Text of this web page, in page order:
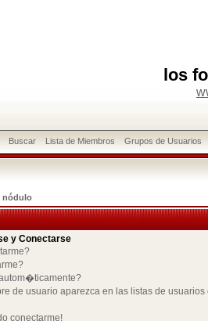
los
Buscar Lista de Miembros Grupos de Usuarios
nódulo
y Conectarse
de usuario aparezca en las listas de usuarios
conectarme!